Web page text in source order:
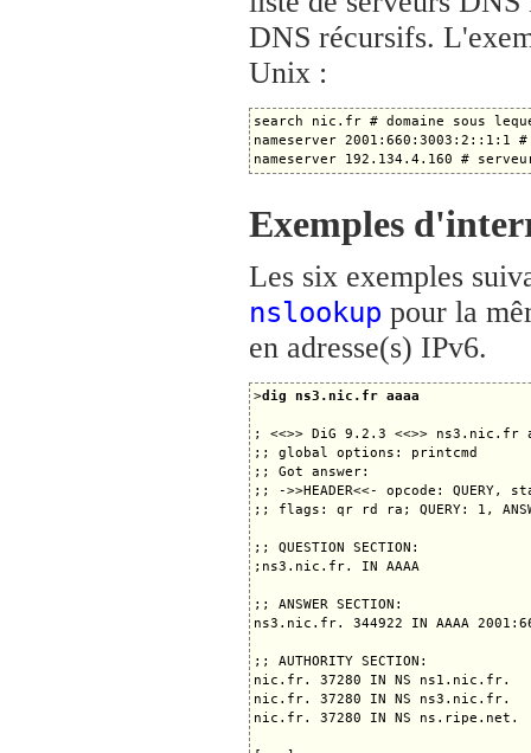
DNS récursifs.
Unix :
search nic.fr # domaine sous
nameserver
Exemples
Les six exemples
nslookup pour la
en adresse(s) IPv6.
>dig ns3.nic.fr aaaa
; <<>> DiG 9.2.3 <<>> ns3.nic.fr
;; global options: printcmd
;; Got answer:
;; ->>HEADER<<- opcode: QUERY,
;; flags: qr rd ra; QUERY: 1,
;; QUESTION SECTION:
;ns3.nic.fr. IN AAAA
;; ANSWER SECTION:
ns3.nic.fr. 344922 IN AAAA
;; AUTHORITY SECTION:
nic.fr. 37280 IN NS ns1.nic.fr.
nic.fr. 37280 IN NS ns3.nic.fr.
nic.fr. 37280 IN NS ns.ripe.net.